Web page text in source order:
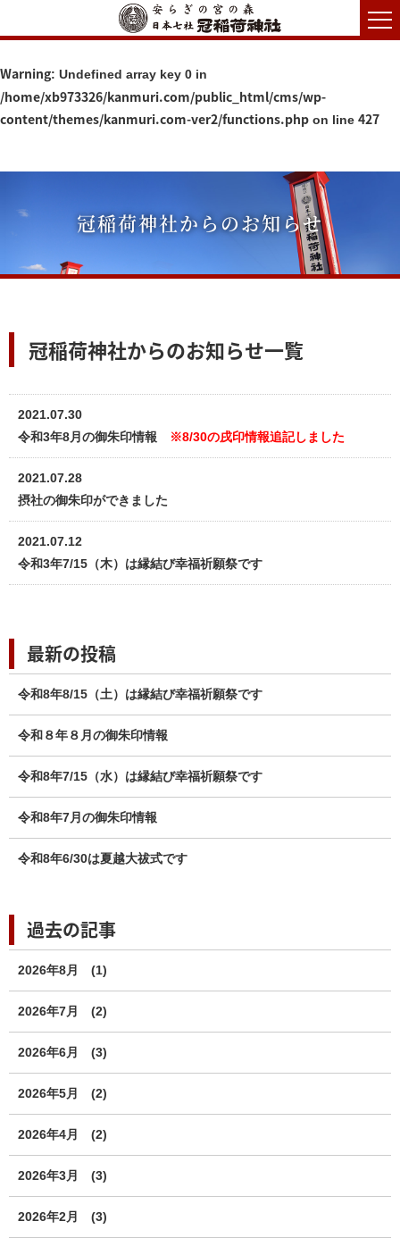
Warning: Undefined array key 0 in
/home/xb973326/kanmuri.com/public_html/cms/wp-
content/themes/kanmuri.com-ver2/functions.php on line 427
冠稲荷神社からのお知らせ
冠稲荷神社からのお知らせ一覧
2021.07.30
令和3年8月の御朱印情報 ※8/30の戌印情報追記しました
2021.07.28
摂社の御朱印ができました
2021.07.12
令和3年7/15（木）は縁結び幸福祈願祭です
最新の投稿
令和8年8/15（土）は縁結び幸福祈願祭です
令和８年８月の御朱印情報
令和8年7/15（水）は縁結び幸福祈願祭です
令和8年7月の御朱印情報
令和8年6/30は夏越大祓式です
過去の記事
2026年8月 (1)
2026年7月 (2)
2026年6月 (3)
2026年5月 (2)
2026年4月 (2)
2026年3月 (3)
2026年2月 (3)